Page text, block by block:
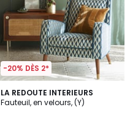
-20% DÈS 2*
LA REDOUTE INTERIEURS
Fauteuil, en velours, (Y)
4,5
/ 5
7
Couleurs